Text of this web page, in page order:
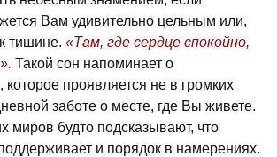
Вам удивительно цельным или,
тишине. «Там, где сердце спокойно,
Такой сон напоминает о
которое проявляется не в громких
заботе о месте, где Вы живете.
миров будто подсказывают, что
и порядок в намерениях.